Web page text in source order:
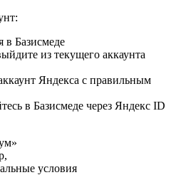
в Базисмеде
из текущего аккаунта
Яндекса с правильным
в Базисмеде через Яндекс ID
условия